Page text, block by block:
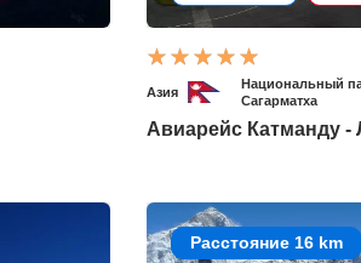
Азия
Национальный
Сагарматха
Авиарейс Катманду -
Расстояние 16 km